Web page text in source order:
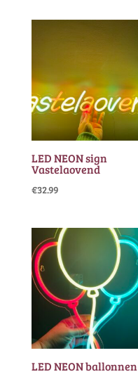
LED NEON sign
Vastelaovend
€32.99
LED NEON ballonnen